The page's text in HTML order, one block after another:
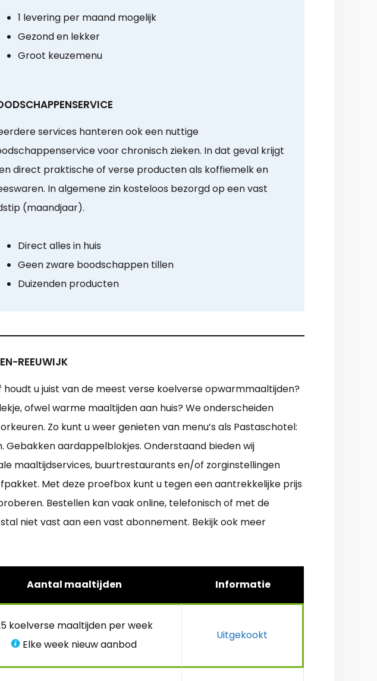
1 levering per maand mogelijk
Gezond en lekker
Groot keuzemenu
services hanteren ook een nuttige
voor chronisch zieken. In dat geval krijgt
direct praktische of verse producten als koffiemelk en
In algemene zin kosteloos bezorgd op een vast
(maandjaar).
Direct alles in huis
Geen zware boodschappen tillen
Duizenden producten
REEUWIJK
u juist van de meest verse koelverse opwarmmaaltijden?
ofwel warme maaltijden aan huis? We onderscheiden
Zo kunt u weer genieten van menu’s als Pastaschotel:
aardappelblokjes. Onderstaand bieden wij
maaltijdservices, buurtrestaurants en/of zorginstellingen
Met deze proefbox kunt u tegen een aantrekkelijke prijs
Bestellen kan vaak online, telefonisch of met de
niet vast aan een vast abonnement. Bekijk ook meer
Aantal maaltijden Informatie
koelverse maaltijden per week
Elke week nieuw aanbod
Uitgekookt